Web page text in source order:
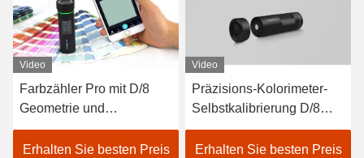
Video
Farbzähler Pro mit D/8
Geometrie und
Spektralsensor für
genauere Messungen
Erhalten Sie besten Preis
Video
Präzisions-Kolorimeter-
Selbstkalibrierung D/8
SCI LED Delta-E Farben-
Farbanalysator
Erhalten Sie besten Preis